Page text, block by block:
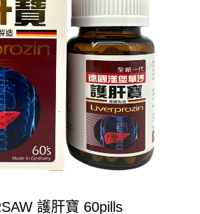
HAMBURG WARSAW 護肝寶 60pills